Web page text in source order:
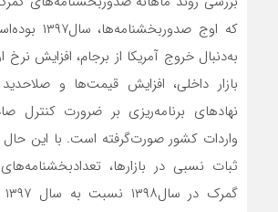
که اوج
به‌دنبال خروج آمریکا از برجام، افزایش نرخ
بازار داخلی، افزایش قیمت‌ها و
نهادهای برنامه‌‌‌‌‌ریزی بر ضرورت کنترل
واردات کشور صورت‌گرفته است. با این حال
ثبات نسبی در بازارها،